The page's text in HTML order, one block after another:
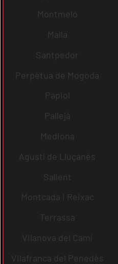
Montmeló
Malla
Santpedor
Perpètua de Mogoda
Papiol
Pallejà
Mediona
Agustí de Lluçanès
Sallent
Montcada i Reixac
Terrassa
Vilanova del Camí
Vilafranca del Penedès